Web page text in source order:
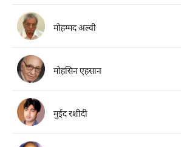
मोहम्मद अल्वी
मोहसिन एहसान
मुईद रशीदी